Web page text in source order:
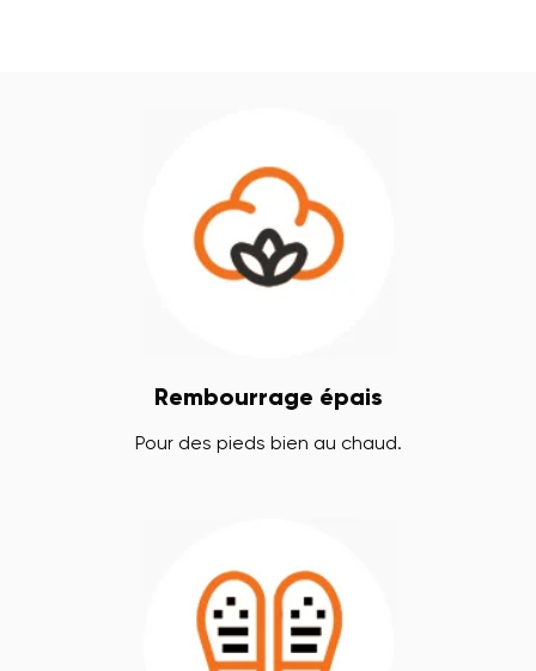
Rembourrage épais
Pour des pieds bien au chaud.